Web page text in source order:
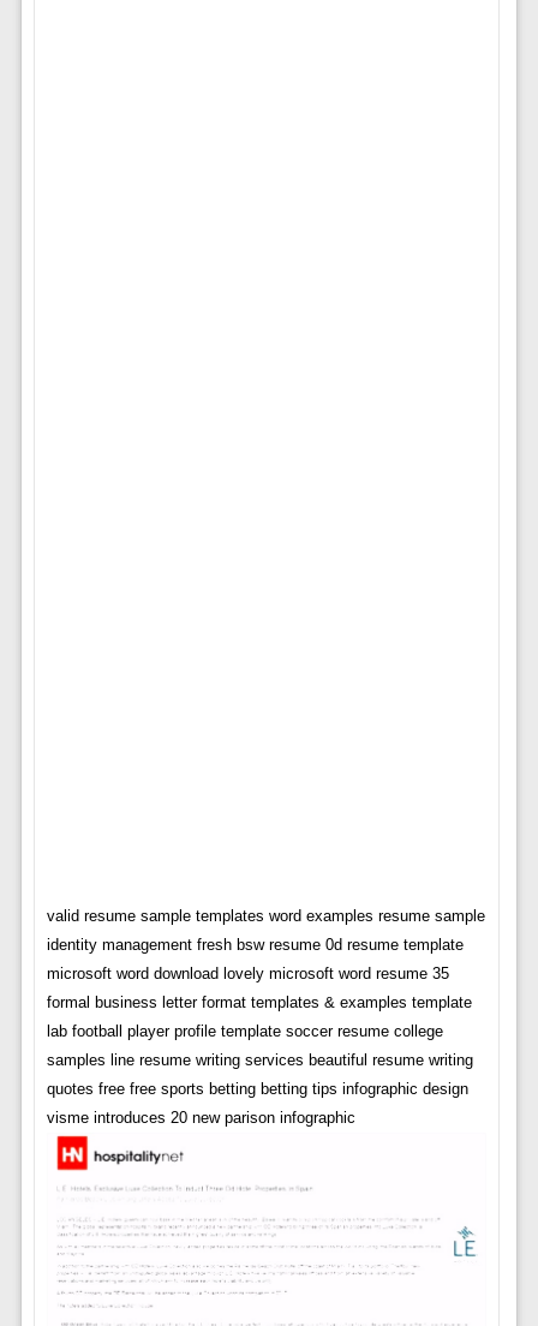
valid resume sample templates word examples resume sample
identity management fresh bsw resume 0d resume template
microsoft word download lovely microsoft word resume 35
formal business letter format templates & examples template
lab football player profile template soccer resume college
samples line resume writing services beautiful resume writing
quotes free free sports betting betting tips infographic design
visme introduces 20 new parison infographic